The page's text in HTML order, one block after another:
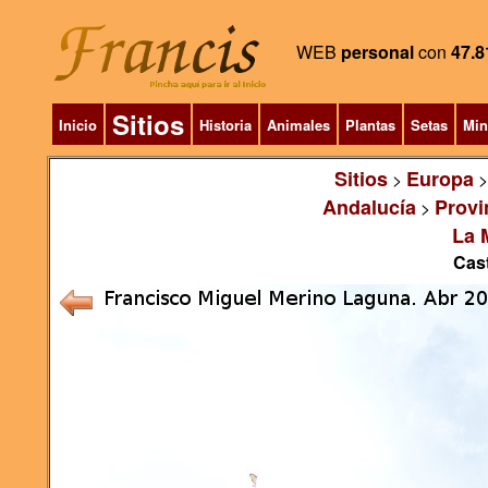
WEB personalcon
Inicio Sitios Historia Animales Plantas Setas
Sitios> Europa
Andalucía>
La